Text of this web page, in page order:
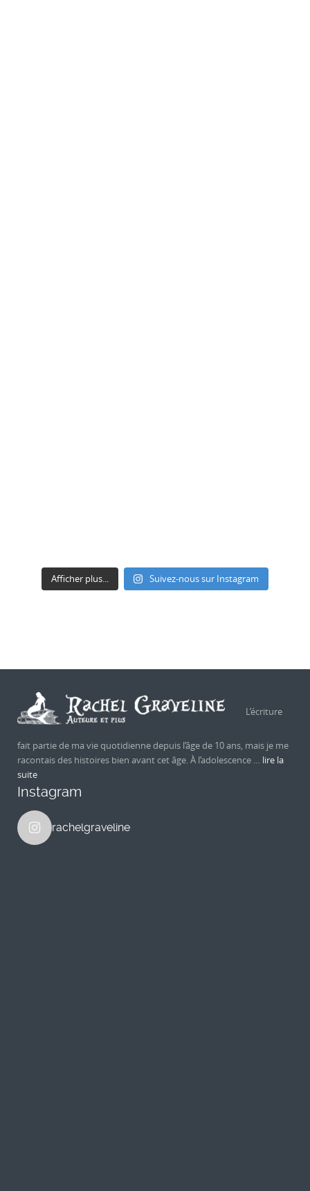
Afficher plus... Suivez-nous sur Instagram
L’écriture
fait partie de ma vie quotidienne depuis l’âge de 10 ans, mais je me
racontais des histoires bien avant cet âge. À l’adolescence … lire la
suite
Instagram
rachelgraveline